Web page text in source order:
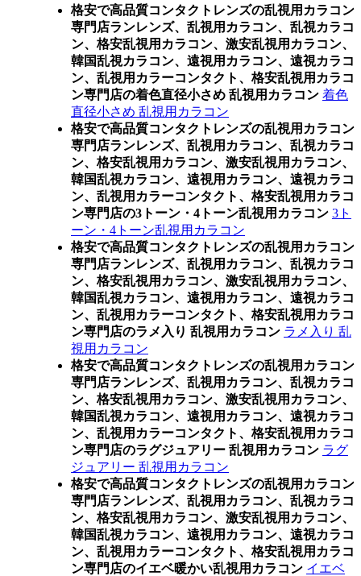
格安で高品質コンタクトレンズの乱視用カラコン
専門店ランレンズ、乱視用カラコン、乱視カラコ
ン、格安乱視用カラコン、激安乱視用カラコン、
韓国乱視カラコン、遠視用カラコン、遠視カラコ
ン、乱視用カラーコンタクト、格安乱視用カラコ
ン専門店の着色直径小さめ 乱視用カラコン 着色
直径小さめ 乱視用カラコン
格安で高品質コンタクトレンズの乱視用カラコン
専門店ランレンズ、乱視用カラコン、乱視カラコ
ン、格安乱視用カラコン、激安乱視用カラコン、
韓国乱視カラコン、遠視用カラコン、遠視カラコ
ン、乱視用カラーコンタクト、格安乱視用カラコ
ン専門店の3トーン・4トーン乱視用カラコン 3ト
ーン・4トーン乱視用カラコン
格安で高品質コンタクトレンズの乱視用カラコン
専門店ランレンズ、乱視用カラコン、乱視カラコ
ン、格安乱視用カラコン、激安乱視用カラコン、
韓国乱視カラコン、遠視用カラコン、遠視カラコ
ン、乱視用カラーコンタクト、格安乱視用カラコ
ン専門店のラメ入り 乱視用カラコン ラメ入り 乱
視用カラコン
格安で高品質コンタクトレンズの乱視用カラコン
専門店ランレンズ、乱視用カラコン、乱視カラコ
ン、格安乱視用カラコン、激安乱視用カラコン、
韓国乱視カラコン、遠視用カラコン、遠視カラコ
ン、乱視用カラーコンタクト、格安乱視用カラコ
ン専門店のラグジュアリー 乱視用カラコン ラグ
ジュアリー 乱視用カラコン
格安で高品質コンタクトレンズの乱視用カラコン
専門店ランレンズ、乱視用カラコン、乱視カラコ
ン、格安乱視用カラコン、激安乱視用カラコン、
韓国乱視カラコン、遠視用カラコン、遠視カラコ
ン、乱視用カラーコンタクト、格安乱視用カラコ
ン専門店のイエベ暖かい乱視用カラコン イエベ